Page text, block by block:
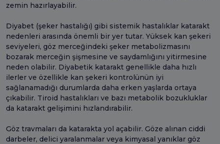
zemin hazırlayabilir.
Diyabet (şeker hastalığı) gibi sistemik hastalıklar katarakt
nedenleri arasında önemli bir yer tutar. Yüksek kan şekeri
seviyeleri, göz merceğindeki şeker metabolizmasını
bozarak merceğin şişmesine ve saydamlığını yitirmesine
neden olabilir. Diyabetik katarakt genellikle daha hızlı
ilerler ve özellikle kan şekeri kontrolünün iyi
sağlanamadığı durumlarda daha erken yaşlarda ortaya
çıkabilir. Tiroid hastalıkları ve bazı metabolik bozukluklar
da katarakt gelişimini hızlandırabilir.
Göz travmaları da katarakta yol açabilir. Göze alınan ciddi
darbeler, delici yaralanmalar veya kimyasal yanıklar göz